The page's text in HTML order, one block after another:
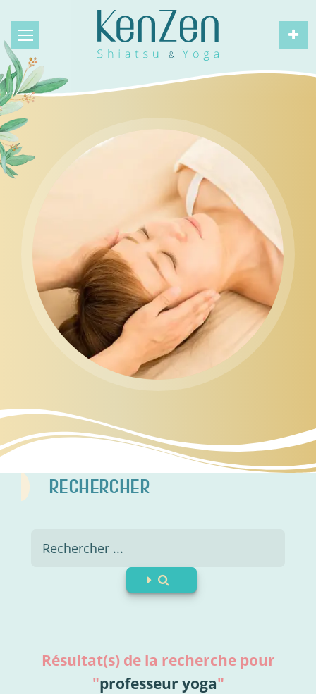
RECHERCHER
Résultat(s) de la recherche pour
"professeur yoga"